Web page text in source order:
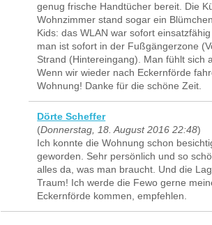
genug frische Handtücher bereit. Die
Wohnzimmer stand sogar ein
Kids: das WLAN war sofort
man ist sofort in der Fußgängerzone
Strand (Hintereingang). Man fühlt sich
Wenn wir wieder nach Eckernförde
Wohnung! Danke für die schöne Zeit.
Dörte Scheffer
(Donnerstag, 18. August 2016 22:48)
Ich konnte die Wohnung schon
geworden. Sehr persönlich und so
alles da, was man braucht. Und die
Traum! Ich werde die Fewo gerne
Eckernförde kommen, empfehlen.